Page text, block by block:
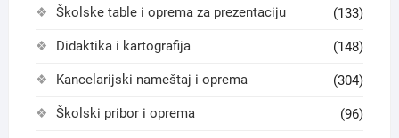
Školske table i oprema za prezentaciju (133)
Didaktika i kartografija (148)
Kancelarijski nameštaj i oprema (304)
Školski pribor i oprema (96)